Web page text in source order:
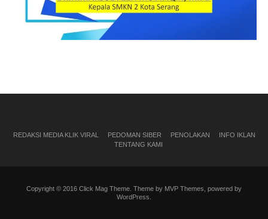
REDAKSI MEDIA KLIK VIRAL PEDOMAN SIBER PENOLAKAN
INFO IKLAN
TENTANG KAMI
Copyright © 2016 Click Mag Theme. Theme by MVP Themes, powered by
WordPress.